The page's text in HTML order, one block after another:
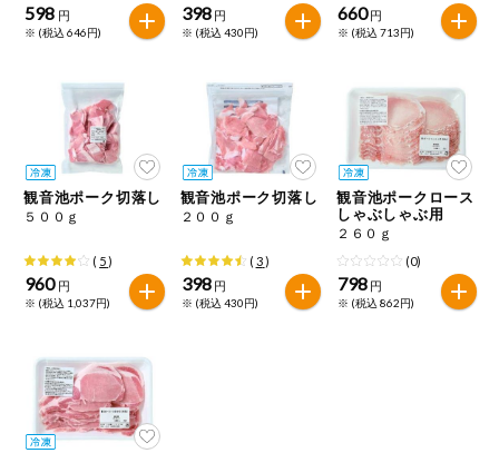
先着限定企画
スマート・ワ
ン注文
今週のお買い
得
コープ商品
今週の新登場
トク
複数注文でお
トク
598 円
※ (税込 646円)
398 円
※ (税込 430円)
660円
※ (税込 713円)
観音池ポーク切落し
５００ｇ
( 5)
960 円
※ (税込 1,037円)
観音池ポーク切落し
２００ｇ
( 3)
398 円
※ (税込 430円)
観音池ポークロース
しゃぶしゃぶ用
２６０ｇ
(0)
798 円
※ (税込 862円)